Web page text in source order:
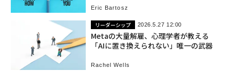
Eric Bartosz
リーダーシップ 2026.5.27 12:00
Metaの大量解雇、心理学者が教える
「AIに置き換えられない」唯一の武器
Rachel Wells